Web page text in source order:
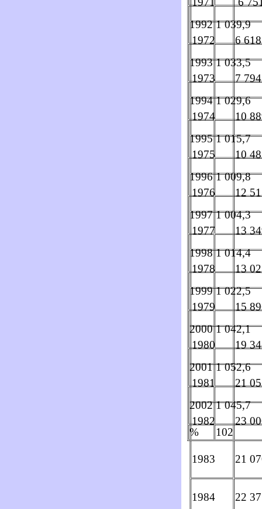
1992 1 039,9
1993 1 033,5
1994 1 029,6
1995 1 015,7
1996 1 009,8
1997 1 004,3
1998 1 014,4
1999 1 022,5
2000 1 042,1
2001 1 052,6
2002 1 045,7
% 102
1972 6 618
1973 7 794
1974 10
1975 10
1976 12
1977 13
1978 13
1979 15
1980 19
1981 21
1982 23
1983 21
1984 22